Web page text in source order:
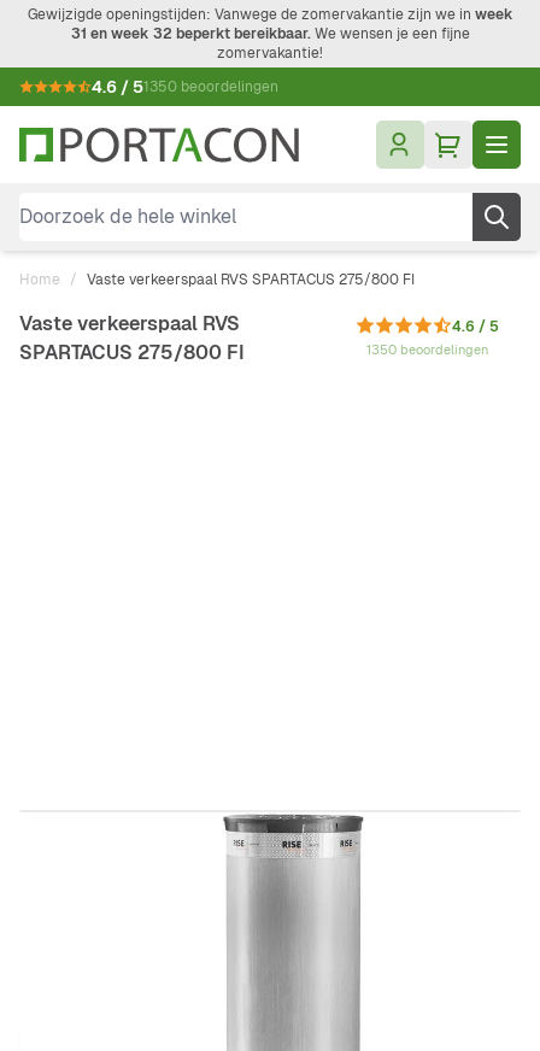
Ga naar de inhoud
Gewijzigde openingstijden: Vanwege de zomervakantie zijn we in week
31 en week 32 beperkt bereikbaar.We wensen je een fijne
zomervakantie!
4.6 / 51350 beoordelingen
Doorzoek de hele winkel
Home / Vaste verkeerspaal RVS SPARTACUS 275/800 FI
Vaste verkeerspaal RVS
SPARTACUS 275/800 FI
4.6 / 5
1350 beoordelingen
934302687 Productgroep B